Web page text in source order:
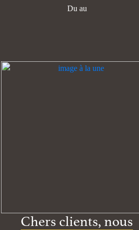
Du au
Chers clients, nous